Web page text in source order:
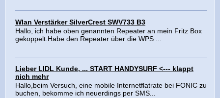
Wlan Verstärker SilverCrest SWV733 B3
Hallo, ich habe oben genannten Repeater an mein Fritz Box
gekoppelt.Habe den Repeater über die WPS ...
Lieber LIDL Kunde, ... START HANDYSURF <--- klappt
nich mehr
Hallo,beim Versuch, eine mobile Internetflatrate bei FONIC zu
buchen, bekomme ich neuerdings per SMS...